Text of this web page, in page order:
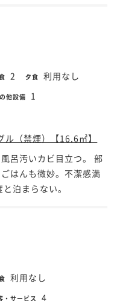
2 夕食 利用なし
他設備 1
ル（禁煙）【16.6㎡】
呂汚いカビ目立つ。 部
はんも微妙。不潔感満
泊まらない。
利用なし
・サービス 4